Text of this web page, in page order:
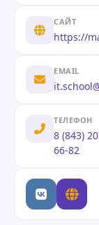
САЙТ
https://
EMAIL
ТЕЛЕФОН
8 (843)
66-82